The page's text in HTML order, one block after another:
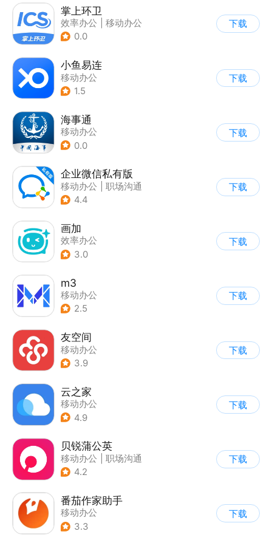
掌上环卫
效率办公
移动办公
0.0
下载
小鱼易连
移动办公
1.5
下载
海事通
移动办公
0.0
下载
企业微信私有版
移动办公
职场沟通
4.4
下载
画加
效率办公
3.0
下载
m3
移动办公
2.5
下载
友空间
移动办公
3.9
下载
云之家
移动办公
4.9
下载
贝锐蒲公英
移动办公
职场沟通
4.2
下载
番茄作家助手
移动办公
3.3
下载